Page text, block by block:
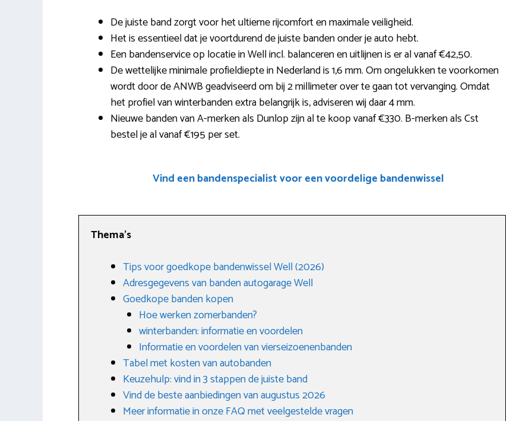
De juiste band zorgt voor het ultieme rijcomfort en maximale veiligheid.
Het is essentieel dat je voortdurend de juiste banden onder je auto hebt.
Een bandenservice op locatie in Well incl. balanceren en uitlijnen is er al vanaf €42,50.
De wettelijke minimale profieldiepte in Nederland is 1,6 mm. Om ongelukken te voorkomen
wordt door de ANWB geadviseerd om bij 2 millimeter over te gaan tot vervanging. Omdat
het profiel van winterbanden extra belangrijk is, adviseren wij daar 4 mm.
Nieuwe banden van A-merken als Dunlop zijn al te koop vanaf €330. B-merken als Cst
bestel je al vanaf €195 per set.
Vind een bandenspecialist voor een voordelige bandenwissel
Thema’s
Tips voor goedkope bandenwissel Well (2026)
Adresgegevens van banden autogarage Well
Goedkope banden kopen
Hoe werken zomerbanden?
winterbanden: informatie en voordelen
Informatie en voordelen van vierseizoenenbanden
Tabel met kosten van autobanden
Keuzehulp: vind in 3 stappen de juiste band
Vind de beste aanbiedingen van augustus 2026
Meer informatie in onze FAQ met veelgestelde vragen